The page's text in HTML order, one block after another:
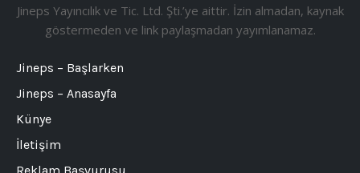
Jineps Yayıncılık ve Tic. Ltd. Şti.’ye aittir. İzin almadan, kaynak
göstermeden ve link paylaşmadan yayımlanamaz.
Jineps – Başlarken
Jineps – Anasayfa
Künye
İletişim